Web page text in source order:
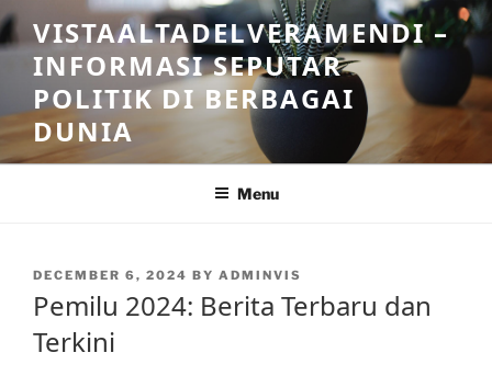
Skip
to
content
VISTAALTADELVERAMENDI –
INFORMASI SEPUTAR
POLITIK DI BERBAGAI
DUNIA
Menu
POSTED
DECEMBER 6, 2024 BY ADMINVIS
Pemilu 2024: Berita Terbaru dan
Terkini